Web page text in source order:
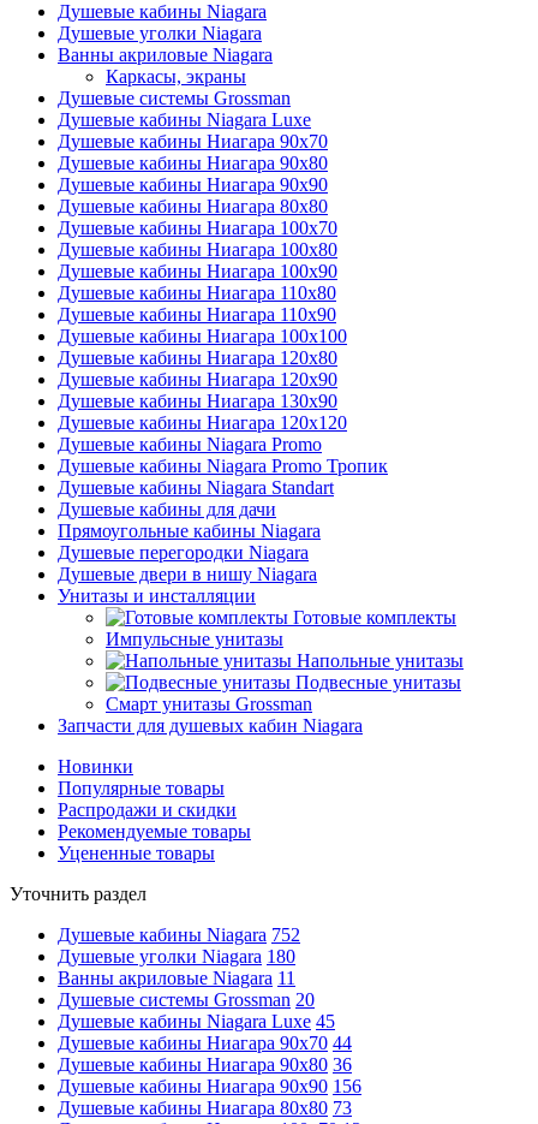
Душевые кабины Niagara
Душевые уголки Niagara
Ванны акриловые Niagara
Каркасы, экраны
Душевые системы Grossman
Душевые кабины Niagara Luxe
Душевые кабины Ниагара 90x70
Душевые кабины Ниагара 90x80
Душевые кабины Ниагара 90x90
Душевые кабины Ниагара 80x80
Душевые кабины Ниагара 100x70
Душевые кабины Ниагара 100x80
Душевые кабины Ниагара 100x90
Душевые кабины Ниагара 110x80
Душевые кабины Ниагара 110x90
Душевые кабины Ниагара 100x100
Душевые кабины Ниагара 120x80
Душевые кабины Ниагара 120x90
Душевые кабины Ниагара 130x90
Душевые кабины Ниагара 120x120
Душевые кабины Niagara Promo
Душевые кабины Niagara Promo Тропик
Душевые кабины Niagara Standart
Душевые кабины для дачи
Прямоугольные кабины Niagara
Душевые перегородки Niagara
Душевые двери в нишу Niagara
Унитазы и инсталляции
Готовые комплекты
Импульсные унитазы
Напольные унитазы
Подвесные унитазы
Смарт унитазы Grossman
Запчасти для душевых кабин Niagara
Новинки
Популярные товары
Распродажи и скидки
Рекомендуемые товары
Уцененные товары
Уточнить раздел
Душевые кабины Niagara 752
Душевые уголки Niagara 180
Ванны акриловые Niagara 11
Душевые системы Grossman 20
Душевые кабины Niagara Luxe 45
Душевые кабины Ниагара 90x70 44
Душевые кабины Ниагара 90x80 36
Душевые кабины Ниагара 90x90 156
Душевые кабины Ниагара 80x80 73